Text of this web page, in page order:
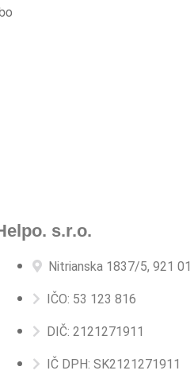
s.r.o.
Nitrianska 1837/5, 921
IČO: 53 123 816
DIČ: 2121271911
IČ DPH: SK2121271911